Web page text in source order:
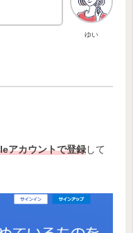
ゆい
アカウントで登録して